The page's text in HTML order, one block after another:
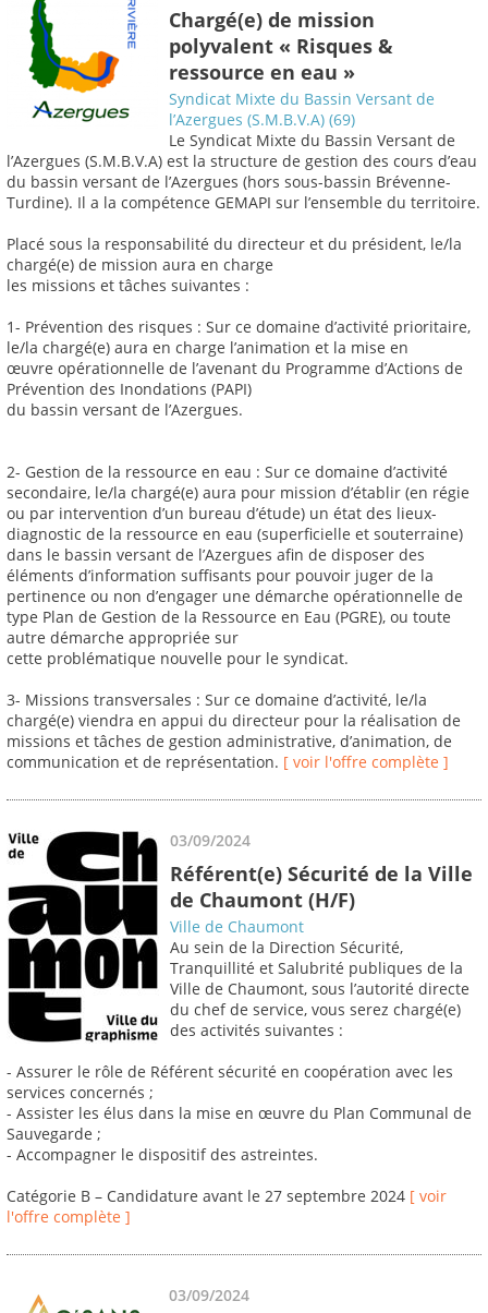
Chargé(e) de mission
polyvalent « Risques &
ressource en eau »
Syndicat Mixte du Bassin Versant de
l’Azergues (S.M.B.V.A) (69)
Le Syndicat Mixte du Bassin Versant de
l’Azergues (S.M.B.V.A) est la structure de gestion des cours d’eau
du bassin versant de l’Azergues (hors sous-bassin Brévenne-
Turdine). Il a la compétence GEMAPI sur l’ensemble du territoire.
Placé sous la responsabilité du directeur et du président, le/la
chargé(e) de mission aura en charge
les missions et tâches suivantes :
1- Prévention des risques : Sur ce domaine d’activité prioritaire,
le/la chargé(e) aura en charge l’animation et la mise en
œuvre opérationnelle de l’avenant du Programme d’Actions de
Prévention des Inondations (PAPI)
du bassin versant de l’Azergues.
2- Gestion de la ressource en eau : Sur ce domaine d’activité
secondaire, le/la chargé(e) aura pour mission d’établir (en régie
ou par intervention d’un bureau d’étude) un état des lieux-
diagnostic de la ressource en eau (superficielle et souterraine)
dans le bassin versant de l’Azergues afin de disposer des
éléments d’information suffisants pour pouvoir juger de la
pertinence ou non d’engager une démarche opérationnelle de
type Plan de Gestion de la Ressource en Eau (PGRE), ou toute
autre démarche appropriée sur
cette problématique nouvelle pour le syndicat.
3- Missions transversales : Sur ce domaine d’activité, le/la
chargé(e) viendra en appui du directeur pour la réalisation de
missions et tâches de gestion administrative, d’animation, de
communication et de représentation. [ voir l'offre complète ]
03/09/2024
Référent(e) Sécurité de la Ville
de Chaumont (H/F)
Ville de Chaumont
Au sein de la Direction Sécurité,
Tranquillité et Salubrité publiques de la
Ville de Chaumont, sous l’autorité directe
du chef de service, vous serez chargé(e)
des activités suivantes :
- Assurer le rôle de Référent sécurité en coopération avec les
services concernés ;
- Assister les élus dans la mise en œuvre du Plan Communal de
Sauvegarde ;
- Accompagner le dispositif des astreintes.
Catégorie B – Candidature avant le 27 septembre 2024 [ voir
l'offre complète ]
03/09/2024